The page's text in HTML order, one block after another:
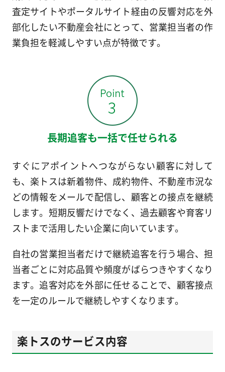
査定サイトやポータルサイト経由の反響対応を外
部化したい不動産会社にとって、営業担当者の作
業負担を軽減しやすい点が特徴です。
長期追客も一括で任せられる
すぐにアポイントへつながらない顧客に対して
も、楽トスは新着物件、成約物件、不動産市況な
どの情報をメールで配信し、顧客との接点を継続
します。短期反響だけでなく、過去顧客や育客リ
ストまで活用したい企業に向いています。
自社の営業担当者だけで継続追客を行う場合、担
当者ごとに対応品質や頻度がばらつきやすくなり
ます。追客対応を外部に任せることで、顧客接点
を一定のルールで継続しやすくなります。
楽トスのサービス内容